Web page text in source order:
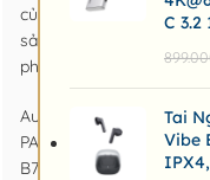
của
sản
phẩm
Aukey
PA-
B7O
C 3.2
Tai
Vibe